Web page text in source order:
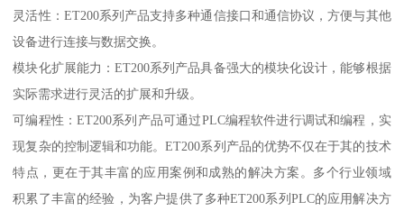
灵活性：ET200系列产品支持多种通信接口和通信协议，方便与其他
设备进行连接与数据交换。
模块化扩展能力：ET200系列产品具备强大的模块化设计，能够根据
实际需求进行灵活的扩展和升级。
可编程性：ET200系列产品可通过PLC编程软件进行调试和编程，实
现复杂的控制逻辑和功能。ET200系列产品的优势不仅在于其的技术
特点，更在于其丰富的应用案例和成熟的解决方案。多个行业领域
积累了丰富的经验，为客户提供了多种ET200系列PLC的应用解决方